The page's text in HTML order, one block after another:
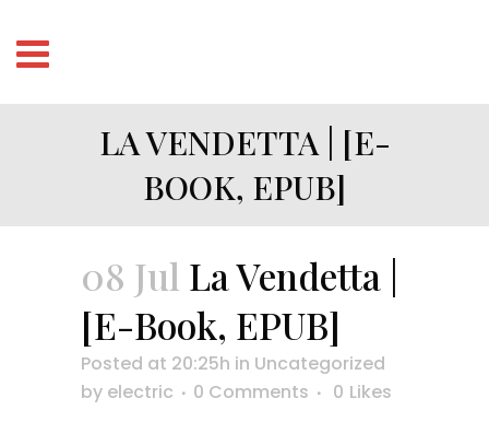
LA VENDETTA | [E-
BOOK, EPUB]
08 Jul La Vendetta |
[E-Book, EPUB]
Posted at 20:25h in Uncategorized
by electric 0 Comments 0 Likes